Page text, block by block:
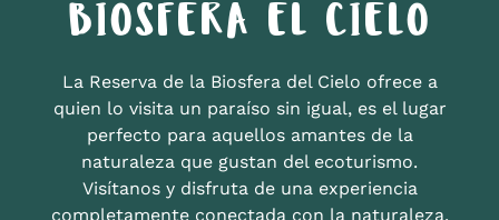
BIOSFERA EL CIELO
La Reserva de la Biosfera del Cielo ofrece a
quien lo visita un paraíso sin igual, es el lugar
perfecto para aquellos amantes de la
naturaleza que gustan del ecoturismo.
Visítanos y disfruta de una experiencia
completamente conectada con la naturaleza.